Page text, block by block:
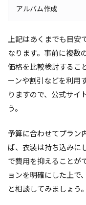
アルバム作成
上記はあくまでも目安
なります。事前に複数
価格を比較検討するこ
ーンや割引などを利用
りますので、公式サイ
う。
予算に合わせてプラン
ば、衣装は持ち込みに
で費用を抑えることが
ョンを明確にした上で
と相談してみましょう。